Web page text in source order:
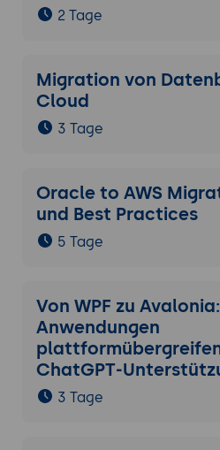
2 Tage
Migration von
Cloud
3 Tage
Oracle to AWS
und Best Practices
5 Tage
Von WPF zu
Anwendungen
ChatGPT-
3 Tage